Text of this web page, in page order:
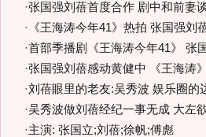
·张国强刘蓓首度合作 剧中和前妻
· 《王海涛今年41》热拍 张国强刘
·首部季播剧《王海涛今年41》 张
·张国强刘蓓感动黄健中 《王海涛
·刘蓓眼里的老友:吴秀波 娱乐圈的
·吴秀波做刘蓓经纪一事无成 大左
·主演: 张国立;刘蓓;徐帆;傅彪